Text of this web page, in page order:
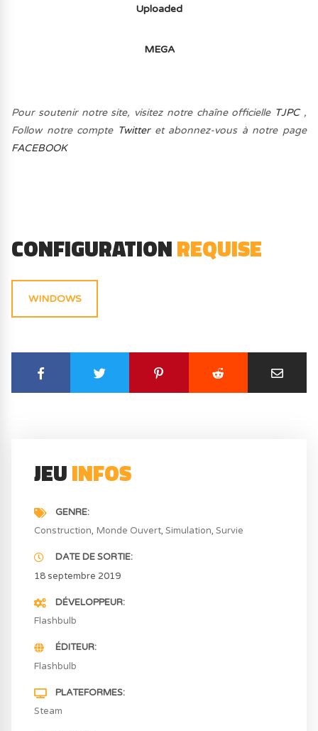
Uploaded
MEGA
Pour soutenir notre site, visitez notre chaîne officielle TJPC,
Follow notre compte Twitteret abonnez-vous à notre page
FACEBOOK
CONFIGURATIONREQUISE
WINDOWS
JEUINFOS
GENRE
Construction Monde Ouvert Simulation Survie
DATE DE SORTIE
18 septembre 2019
DÉVELOPPEUR
Flashbulb
ÉDITEUR
Flashbulb
PLATEFORMES
Steam